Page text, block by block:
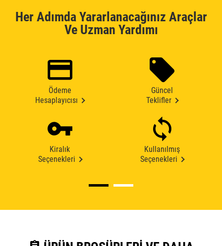
Her Adımda Yararlanacağınız Araçlar
Ve Uzman Yardımı
Ödeme
Hesaplayıcısı
Güncel
Teklifler
Kiralık
Seçenekleri
Kullanılmış
Seçenekleri